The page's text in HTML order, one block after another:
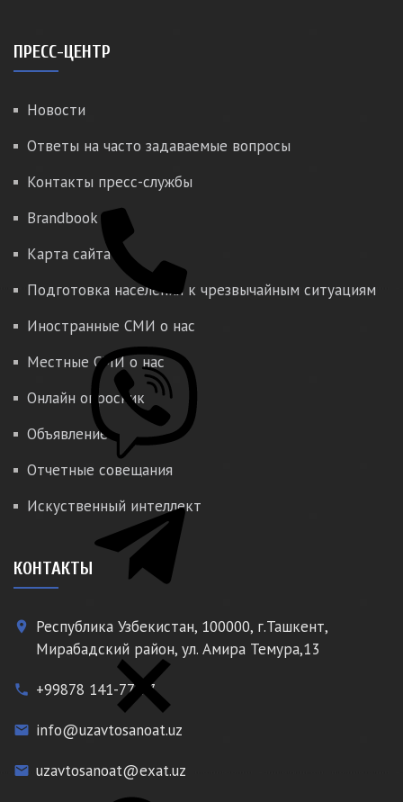
ПРЕСС-ЦЕНТР
Новости
Ответы на часто задаваемые вопросы
Контакты пресс-службы
Brandbook
Карта сайта
Подготовка населения к чрезвычайным ситуациям
Иностранные СМИ о нас
Местные СМИ о нас
Онлайн опросник
Объявление
Отчетные совещания
Искуственный интеллект
КОНТАКТЫ
place
Республика Узбекистан, 100000, г.Ташкент,
Мирабадский район, ул. Амира Темура,13
phone +99878 141-77-77
email info@uzavtosanoat.uz
email uzavtosanoat@exat.uz